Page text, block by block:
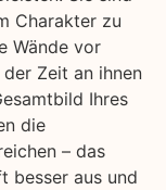
Charakter zu
Wände vor
Zeit an ihnen
Ihres
die
– das
besser aus und